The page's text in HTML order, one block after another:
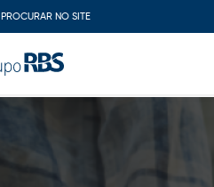
PROCURAR NO SITE